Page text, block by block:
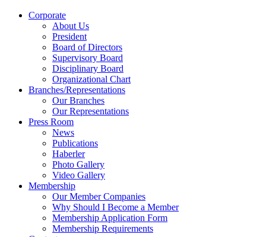
Corporate
About Us
President
Board of Directors
Supervisory Board
Disciplinary Board
Organizational Chart
Branches/Representations
Our Branches
Our Representations
Press Room
News
Publications
Haberler
Photo Gallery
Video Gallery
Membership
Our Member Companies
Why Should I Become a Member
Membership Application Form
Membership Requirements